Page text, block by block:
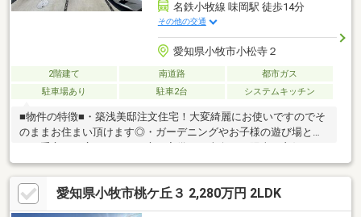
名鉄小牧線 味岡駅 徒歩14分
その他の交通
愛知県小牧市小松寺２
2階建て 南道路
都市ガス
駐車場あり
駐車2台 システムキッチン
■物件の特徴■・築浅美邸注文住宅！大変綺麗にお使いですのでそ
のままお住まい頂けます◎・ガーデニングやお子様の遊び場とし
為、暖かな太陽の光がたっぷりと差し込みます♪・3LDK→4LDKへ
間取りのも可能です！ご家族が増えた際も安心です◎・並列駐車2
台可能（車種による）な為、ご家族でお車をお持ちの方にもおす
すめです♪■周辺環境■本庄小学校 徒歩約7分味岡中学校 徒歩約
愛知県小牧市桃ケ丘３ 2,280万円 2LDK